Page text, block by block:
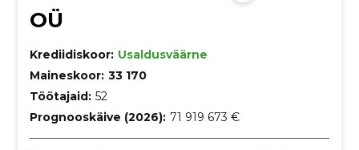
OÜ
Krediidiskoor: Usaldusväärne
Maineskoor: 33 170
Töötajaid: 52
Prognooskäive (2026): 71 919 673 €